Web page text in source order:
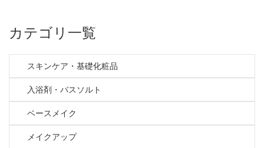
カテゴリ一覧
スキンケア・基礎化粧品
入浴剤・バスソルト
ベースメイク
メイクアップ